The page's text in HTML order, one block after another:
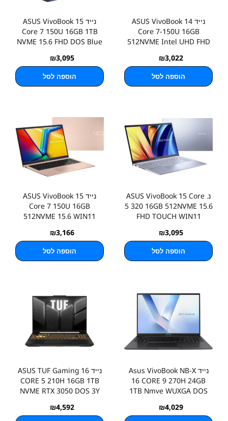
נייד ASUS VivoBook 14
Core 7-150U 16GB
512NVME Intel UHD FHD
₪3,022
הוספה לסל
נייד ASUS VivoBook 15
Core 7 150U 16GB 1TB
NVME 15.6 FHD DOS Blue
₪3,095
הוספה לסל
נ. ASUS VivoBook 15 Core
5 320 16GB 512NVME 15.6
FHD TOUCH WIN11
₪3,095
הוספה לסל
נייד ASUS VivoBook 15
Core 7 150U 16GB
512NVME 15.6 WIN11
₪3,166
הוספה לסל
נייד Asus VivoBook NB-X
16 CORE 9 270H 24GB
1TB Nmve WUXGA DOS
₪4,029
נייד ASUS TUF Gaming 16
CORE 5 210H 16GB 1TB
NVME RTX 3050 DOS 3Y
₪4,592